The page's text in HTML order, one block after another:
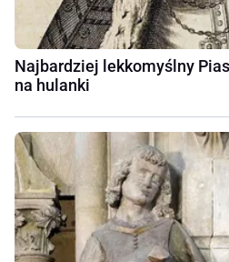
Najbardziej lekkomyślny
na hulanki